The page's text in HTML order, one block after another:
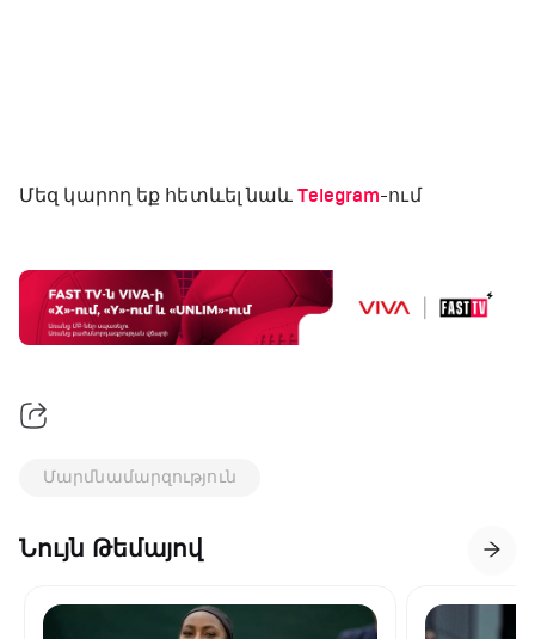
Մեզ կարող եք հետևել նաև Telegram-ում
Մարմնամարզություն
Նույն Թեմայով